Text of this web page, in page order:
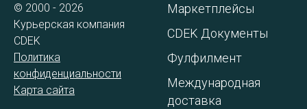
© 2000 - 2026
Курьерская компания
CDEK
Политика
конфиденциальности
Карта сайта
Маркетплейсы
CDEK Документы
Фулфилмент
Международная
доставка